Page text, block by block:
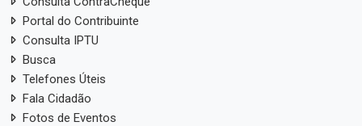
Portal do Contribuinte
Consulta IPTU
Busca
Telefones Úteis
Fala Cidadão
Fotos de Eventos